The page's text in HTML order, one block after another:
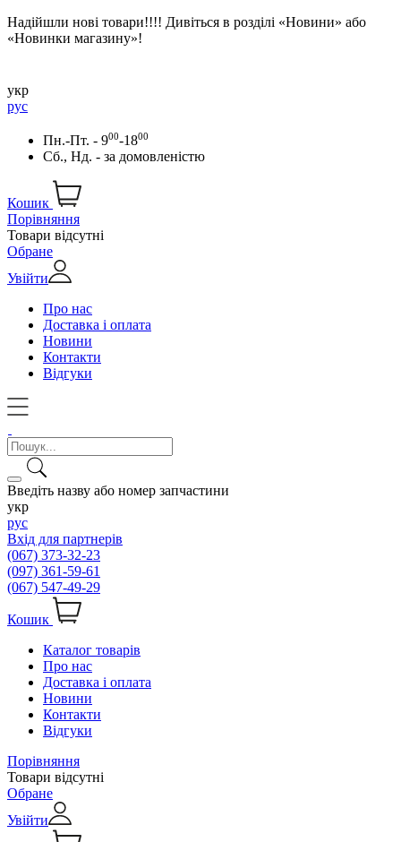
Надійшли нові товари!!!! Дивіться в розділі «Новини» або
«Новинки магазину»!
укр
рус
Пн.-Пт. - 900-1800
Сб., Нд. - за домовленістю
Кошик
Порівняння
Товари відсутні
Обране
Увійти
Про нас
Доставка і оплата
Новини
Контакти
Відгуки
Введіть назву або номер запчастини
укр
рус
Вхід для партнерів
(067) 373-32-23
(097) 361-59-61
(067) 547-49-29
Кошик
Каталог товарів
Про нас
Доставка і оплата
Новини
Контакти
Відгуки
Порівняння
Товари відсутні
Обране
Увійти